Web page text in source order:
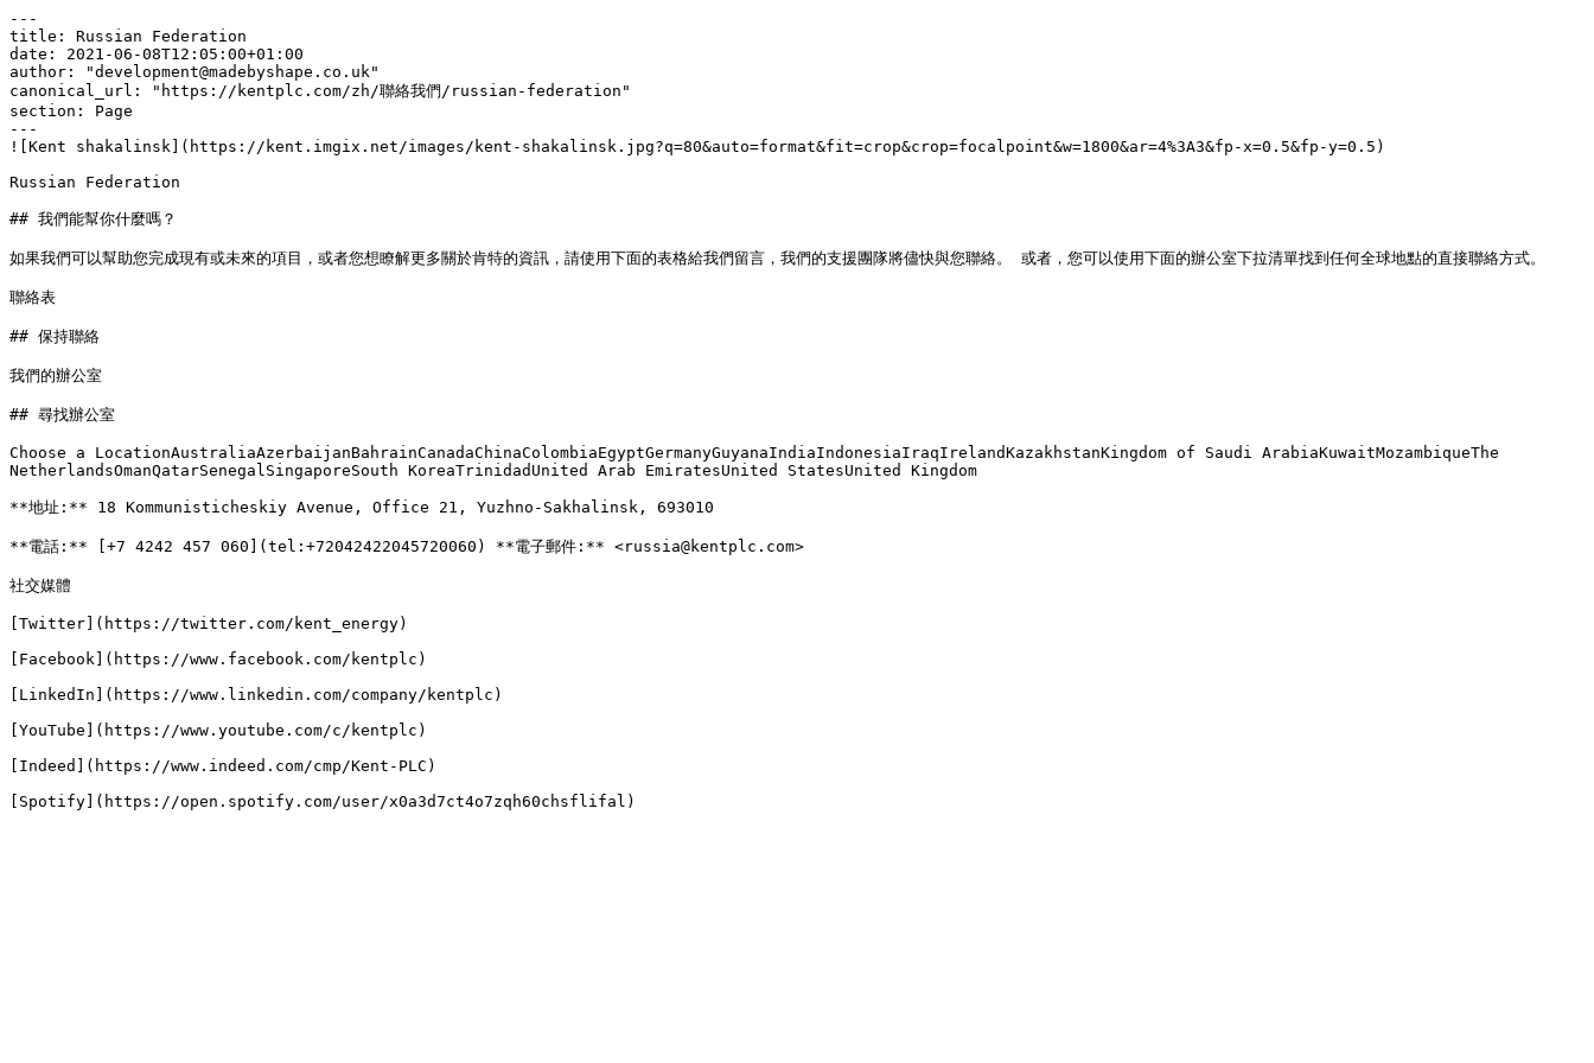
---
title: Russian Federation
date: 2021-06-08T12:05:00+01:00
author: "development@madebyshape.co.uk"
canonical_url: "https://kentplc.com/zh/聯絡我們/russian-federation"
section: Page
---
![Kent shakalinsk](https://kent.imgix.net/images/kent-shakalinsk.jpg?q=80&auto=format&fit=crop&crop=focalpoint&w=1800&ar=4%3A3&fp-x=0.5&fp-y=0.5)
Russian Federation
## 我們能幫你什麼嗎？
如果我們可以幫助您完成現有或未來的項目，或者您想瞭解更多關於肯特的資訊，請使用下面的表格給我們留言，我們的支援團隊將儘快與您聯絡。 或者，您可以使用下面的辦公室下拉清單找到任何全球地點的直接聯絡方式。
聯絡表
## 保持聯絡
我們的辦公室
## 尋找辦公室
Choose a LocationAustraliaAzerbaijanBahrainCanadaChinaColombiaEgyptGermanyGuyanaIndiaIndonesiaIraqIrelandKazakhstanKingdom of Saudi ArabiaKuwaitMozambiqueThe
NetherlandsOmanQatarSenegalSingaporeSouth KoreaTrinidadUnited Arab EmiratesUnited StatesUnited Kingdom
**地址:** 18 Kommunisticheskiy Avenue, Office 21, Yuzhno-Sakhalinsk, 693010
**電話:** [+7 4242 457 060](tel:+72042422045720060) **電子郵件:** <russia@kentplc.com>
社交媒體
[Twitter](https://twitter.com/kent_energy)
[Facebook](https://www.facebook.com/kentplc)
[LinkedIn](https://www.linkedin.com/company/kentplc)
[YouTube](https://www.youtube.com/c/kentplc)
[Indeed](https://www.indeed.com/cmp/Kent-PLC)